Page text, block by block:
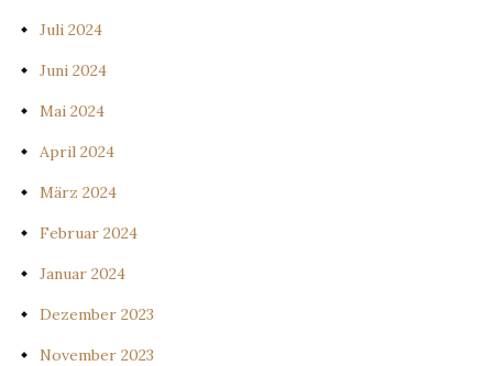
Juli 2024
Juni 2024
Mai 2024
April 2024
März 2024
Februar 2024
Januar 2024
Dezember 2023
November 2023